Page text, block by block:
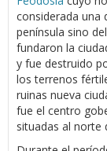
considerada una
península sino
fundaron la
y fue destruido
los terrenos
ruinas nueva
fue el centro
situadas al norte